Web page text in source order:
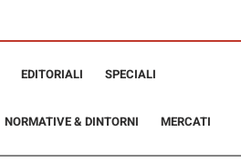
EDITORIALI SPECIALI
NORMATIVE & DINTORNI MERCATI